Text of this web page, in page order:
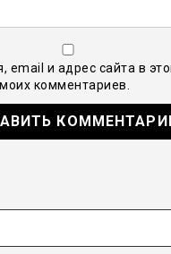
email и адрес сайта в
комментариев.